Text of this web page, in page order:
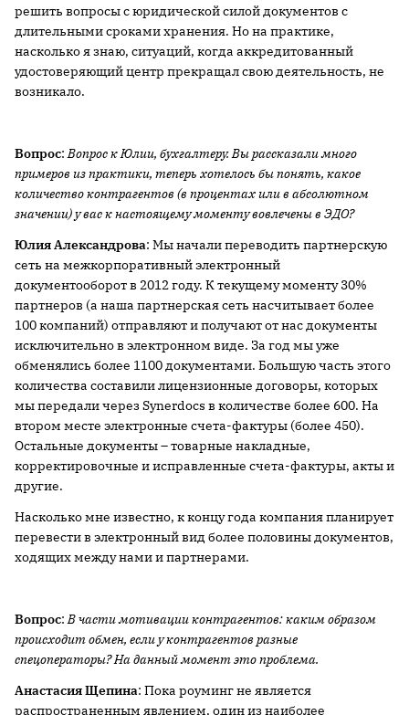
решить вопросы с юридической силой документов с
длительными сроками хранения. Но на практике,
насколько я знаю, ситуаций, когда аккредитованный
удостоверяющий центр прекращал свою деятельность, не
возникало.
Вопрос:Вопрос к Юлии, бухгалтеру. Вы рассказали много
примеров из практики, теперь хотелось бы понять, какое
количество контрагентов (в процентах или в абсолютном
значении) у вас к настоящему моменту вовлечены в ЭДО?
Юлия Александрова: Мы начали переводить партнерскую
сеть на межкорпоративный электронный
документооборот в 2012 году. К текущему моменту 30%
партнеров (а наша партнерская сеть насчитывает более
100 компаний) отправляют и получают от нас документы
исключительно в электронном виде. За год мы уже
обменялись более 1100 документами. Большую часть этого
количества составили лицензионные договоры, которых
мы передали через Synerdocs в количестве более 600. На
втором месте электронные счета-фактуры (более 450).
Остальные документы – товарные накладные,
корректировочные и исправленные счета-фактуры, акты и
другие.
Насколько мне известно, к концу года компания планирует
перевести в электронный вид более половины документов,
ходящих между нами и партнерами.
Вопрос:В части мотивации контрагентов: каким образом
происходит обмен, если у контрагентов разные
спецоператоры? На данный момент это проблема.
Анастасия Щепина: Пока роуминг не является
распространенным явлением, один из наиболее